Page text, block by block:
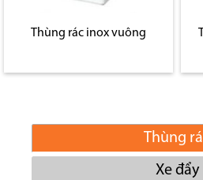
Thùng rác inox vuông
Thùng
Xe đẩy